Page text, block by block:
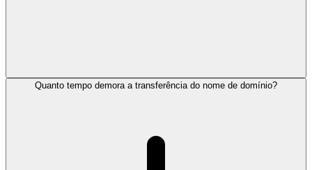
Quanto tempo demora a transferência do nome de domínio?